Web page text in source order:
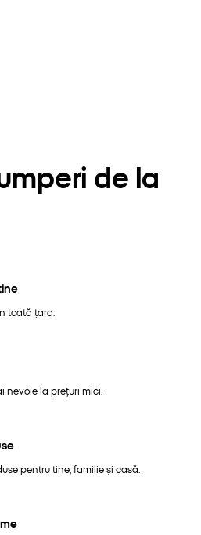
de la
toată țara.
nevoie la prețuri mici.
pentru tine, familie și casă.